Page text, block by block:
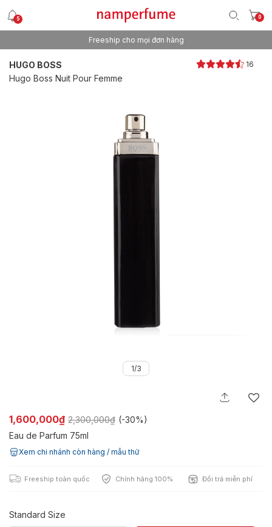
5 0
Freeship cho mọi đơn hàng
HUGO BOSS 16
Hugo Boss Nuit Pour Femme
1/3
1,600,000₫ 2,300,000₫ (-30%)
Eau de Parfum 75ml
Xem chi nhánh còn hàng / mẫu thử
Freeship toàn quốc Chính hãng 100% Đổi trả miễn phí
Standard Size